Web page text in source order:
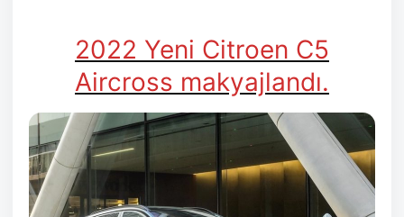
2022 Yeni Citroen C5
Aircross makyajlandı.